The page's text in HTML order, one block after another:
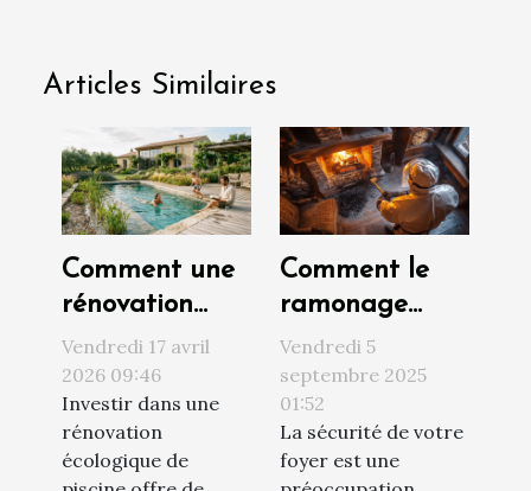
Articles Similaires
Comment une
rénovation
écologique de
votre piscine
peut
augmenter la
valeur de votre
Vendredi 17 avril
2026 09:46
Investir dans une
rénovation
écologique de
Comment le
ramonage
régulier
augmente-t-il
la sécurité de
votre foyer ?
Vendredi 5
septembre 2025
01:52
La sécurité de votre
foyer est une